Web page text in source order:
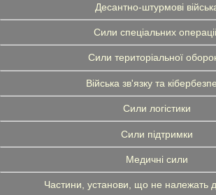
Десантно-штурмові
Сили спеціальних
Сили територіальної
Війська зв'язку та
Сили логістики
Сили підтримки
Медичні сили
Частини, установи, що не належать